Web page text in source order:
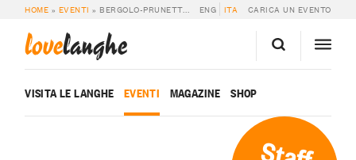
HOME » EVENTI » BERGOLO-PRUNETTO, PROFUMI E COLORI D’ESTATE SULLE VIE VERSO IL MARE ENG ITA CARICA UN EVENTO
lovelanghe
VISITA LE LANGHE EVENTI MAGAZINE SHOP